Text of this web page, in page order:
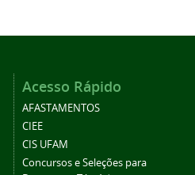
Acesso Rápido
AFASTAMENTOS
CIEE
CIS UFAM
Concursos e Seleções para